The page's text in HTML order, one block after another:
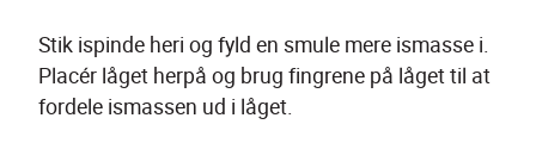
Stik ispinde heri og fyld en smule mere ismasse i.
Placér låget herpå og brug fingrene på låget til at
fordele ismassen ud i låget.